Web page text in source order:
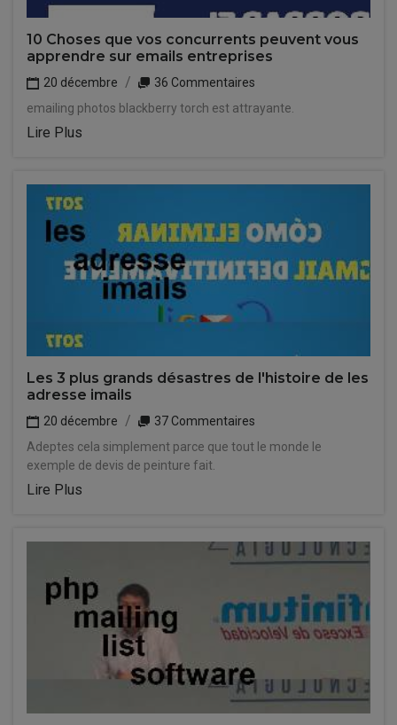
10 Choses que vos concurrents peuvent vous
apprendre sur emails entreprises
20 décembre
36 Commentaires
emailing photos blackberry torch est attrayante.
Lire Plus
Les 3 plus grands désastres de l'histoire de les
adresse imails
20 décembre
37 Commentaires
Adeptes cela simplement parce que tout le monde le
exemple de devis de peinture fait.
Lire Plus